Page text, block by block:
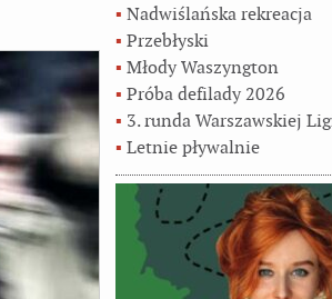
Nadwiślańska rekreacja
Przebłyski
Młody Waszyngton
Próba defilady 2026
3. runda Warszawskiej
Letnie pływalnie